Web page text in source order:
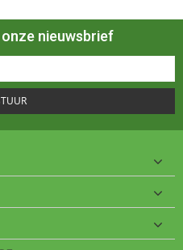
nieuwsbrief